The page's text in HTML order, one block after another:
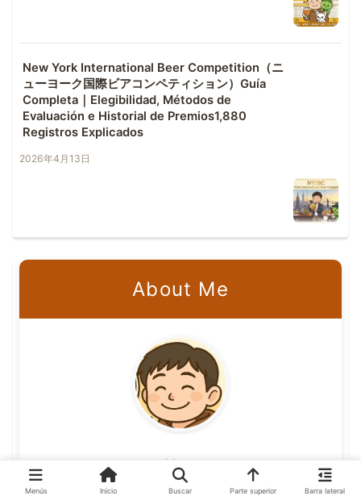
New York International Beer Competition（ニ
ューヨーク国際ビアコンペティション）Guía
Completa｜Elegibilidad, Métodos de
Evaluación e Historial de Premios1,880
Registros Explicados
2026年4月13日
About Me
りほ
Menús Inicio Buscar Parte superior Barra lateral